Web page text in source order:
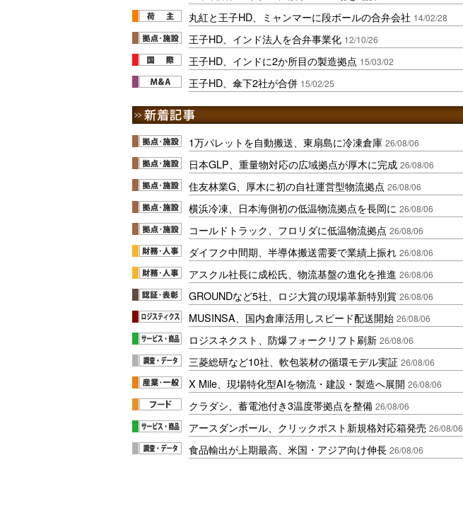
丸紅と王子HD、ミャンマーに段ボールの合弁会社 14/02/28
王子HD、インド法人を合弁事業化 12/10/26
王子HD、インドに2か所目の製造拠点 15/03/02
王子HD、傘下2社が合併 15/02/25
1万パレットを自動搬送、東扇島に冷凍倉庫 26/08/06
日本GLP、重量物対応の広域拠点が厚木に完成 26/08/06
住友林業G、厚木に初の自社運営型物流拠点 26/08/06
横浜冷凍、日本海側初の低温物流拠点を長岡に 26/08/06
コールドトラック、フロリダに低温物流拠点 26/08/06
ダイフク中間期、半導体搬送需要で業績上振れ 26/08/06
アスクル社長に成松氏、物流基盤の進化を推進 26/08/06
GROUNDなど5社、ロジ大賞の現場革新特別賞 26/08/06
MUSINSA、国内倉庫活用しスピード配送開始 26/08/06
ロジスネクスト、防爆フォークリフト刷新 26/08/06
三菱総研など10社、軟包装材の循環モデル実証 26/08/06
X Mile、現場特化型AIを物流・建設・製造へ展開 26/08/06
クラダシ、蓄電池付き3温度帯拠点を整備 26/08/06
アースダンボール、クリックポスト新規格対応箱発売 26/08/06
食品輸出が上期最高、米国・アジア向け伸長 26/08/06